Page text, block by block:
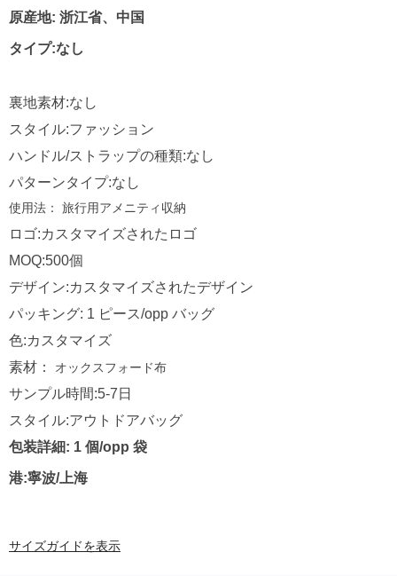
原産地: 浙江省、中国
タイプ:なし
裏地素材:なし
スタイル:ファッション
ハンドル/ストラップの種類:なし
パターンタイプ:なし
使用法： 旅行用アメニティ収納
ロゴ:カスタマイズされたロゴ
MOQ:500個
デザイン:カスタマイズされたデザイン
パッキング: 1 ピース/opp バッグ
色:カスタマイズ
素材： オックスフォード布
サンプル時間:5-7日
スタイル:アウトドアバッグ
包装詳細: 1 個/opp 袋
港:寧波/上海
サイズガイドを表示